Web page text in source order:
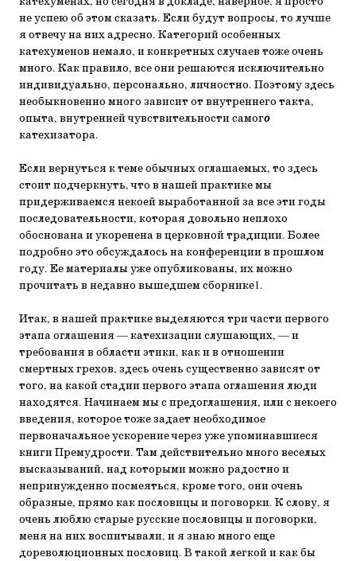
не успею об этом сказать. Если будут вопросы, то лучше
я отвечу на них адресно. Категорий особенных
катехуменов немало, и конкретных случаев тоже очень
много. Как правило, все они решаются исключительно
индивидуально, персонально, личностно. Поэтому здесь
необыкновенно много зависит от внутреннего такта,
опыта, внутренней чувствительности самого
катехизатора.
Если вернуться к теме обычных оглашаемых, то здесь
стоит подчеркнуть, что в нашей практике мы
придерживаемся некоей выработанной за все эти годы
последовательности, которая довольно неплохо
обоснована и укоренена в церковной традиции. Более
подробно это обсуждалось на конференции в прошлом
году. Ее материалы уже опубликованы, их можно
прочитать в недавно вышедшем сборнике1.
Итак, в нашей практике выделяются три части первого
этапа оглашения — катехизации слушающих, — и
требования в области этики, как и в отношении
смертных грехов, здесь очень существенно зависят от
того, на какой стадии первого этапа оглашения люди
находятся. Начинаем мы с предоглашения, или с некоего
введения, которое тоже задает необходимое
первоначальное ускорение через уже упоминавшиеся
книги Премудрости. Там действительно много веселых
высказываний, над которыми можно радостно и
непринужденно посмеяться, кроме того, они очень
образные, прямо как пословицы и поговорки. К слову, я
очень люблю старые русские пословицы и поговорки,
меня на них воспитывали, и я знаю много еще
дореволюционных пословиц. В такой легкой и как бы